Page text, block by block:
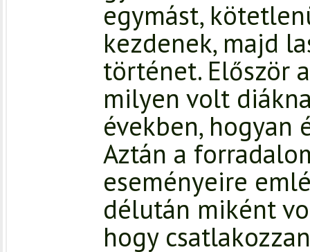
egymást,
kezdenek, majd
történet. Először
milyen volt
években,
Aztán a
eseményeire
délután miként
hogy